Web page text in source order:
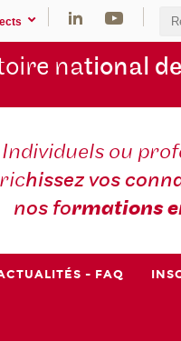
national
Individuels ou
hissez vos
nos formations
- FAQ